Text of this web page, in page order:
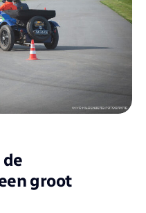
groot